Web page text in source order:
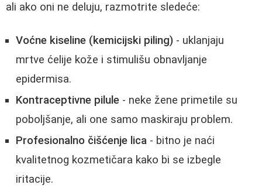
ali ako oni ne deluju, razmotrite sledeće:
Voćne kiseline (kemicijski piling) - uklanjaju
mrtve ćelije kože i stimulišu obnavljanje
epidermisa.
Kontraceptivne pilule - neke žene primetile su
poboljšanje, ali one samo maskiraju problem.
Profesionalno čišćenje lica - bitno je naći
kvalitetnog kozmetičara kako bi se izbegle
iritacije.